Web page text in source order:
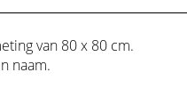
van 80 x 80 cm.
naam.